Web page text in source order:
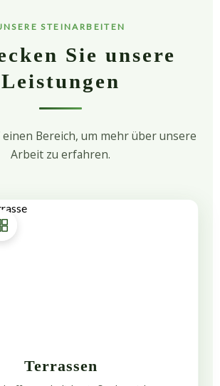
STEINARBEITEN
Sie unsere
Leistungen
einen Bereich, um mehr über unsere
Arbeit zu erfahren.
Terrassen